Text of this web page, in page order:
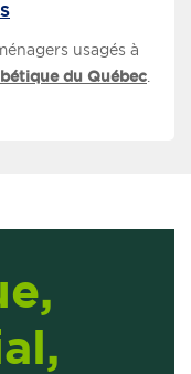
usagés à
du Québec